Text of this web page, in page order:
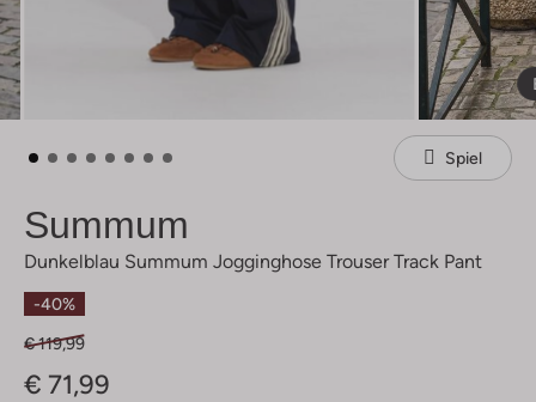
Spiel
Summum
Dunkelblau Summum Jogginghose Trouser Track Pant
-40%
€ 119,99
€ 71,99